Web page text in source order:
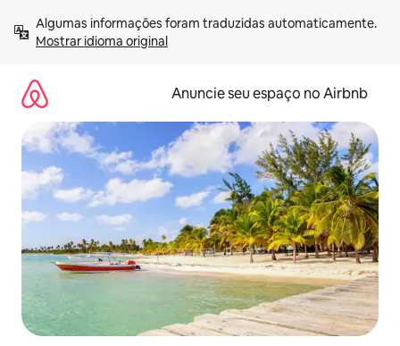
para
Mostrar idioma original
Anuncie seu espaço no Airbnb